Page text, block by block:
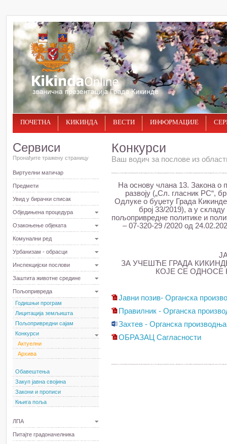
ПОЧЕТНА КИКИНДА ВЕСТИ ИНФОРМАЦИЈЕ
Сервиси
Пронађите тражену страницу
Виртуелни матичар
Предмети
Увид у бирачки списак
Обједињена процедура
Озакоњење објеката
Комунални ред
Урбанизам - обрасци
Инспекцијски послови
Заштита животне средине
Пољопривреда
Годишњи програм
Лицитација земљишта
Пољопривредни сајам
Конкурси
Актуелни
Архива
Обавештења
Закуп јавна својина
Закони и прописи
Књига поља
ЛПА
Питајте градоначелника
Конкурси
Ваш водич за послове из
На основу члана 13. Закона о
развоју („Сл. гласник РС“,
Одлуке о буџету Града
број 33/2019), а у
пољопривредне политике и
– 07-320-29 /2020 од
ЗА УЧЕШЋЕ ГРАДА
КОЈЕ СЕ
Јавни позив- Органска
Правилник - Органска
Захтев - Органска производња
ОБРАЗАЦ Сагласности